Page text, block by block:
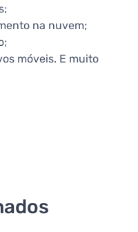
na nuvem;
móveis. E muito